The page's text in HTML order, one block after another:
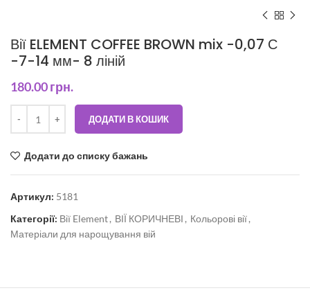
Вії ELEMENT COFFEE BROWN mix -0,07 С
-7-14 мм- 8 ліній
180.00грн.
ДОДАТИ В КОШИК
Додати до списку бажань
Артикул: 5181
Категорії: Вії Element, ВІЇ КОРИЧНЕВІ , Кольорові вії,
Матеріали для нарощування вій